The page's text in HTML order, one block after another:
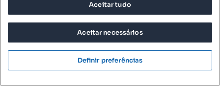
Aceitar tudo
Aceitar necessários
Definir preferências